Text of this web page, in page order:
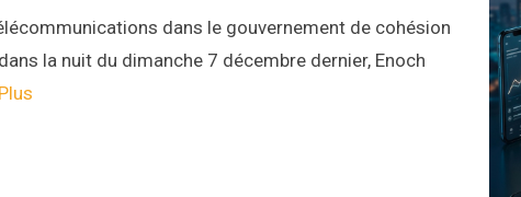
dans le gouvernement de cohésion
la nuit du dimanche 7 décembre dernier, Enoch